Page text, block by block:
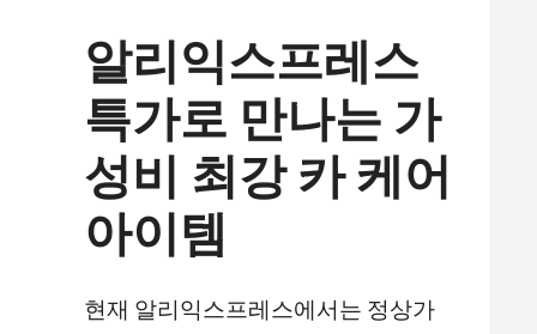
알리익스프레스
특가로 만나는 가
성비 최강 카 케어
아이템
현재 알리익스프레스에서는 정상가